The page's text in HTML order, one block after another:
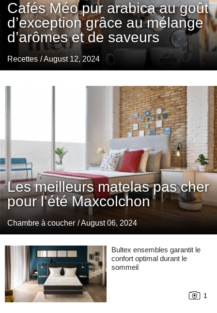
Cafés Méo pur arabica au goût
d’exception grâce au mélange
d’arômes et de saveurs
Recettes / August 12, 2024
Les meilleurs matelas pas cher
pour l’été Maxcolchon
Chambre à coucher / August 06, 2024
Bultex ensembles garantit le
confort optimal durant le
sommeil
1